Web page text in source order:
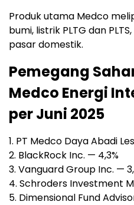
Produk utama Medco
bumi, listrik PLTG dan
pasar domestik.
Pemegang
Medco Energi
per Juni 2025
1. PT Medco Daya Abadi
2. BlackRock Inc. — 4,3%
3. Vanguard Group Inc. —
4. Schroders Investment
5. Dimensional Fund